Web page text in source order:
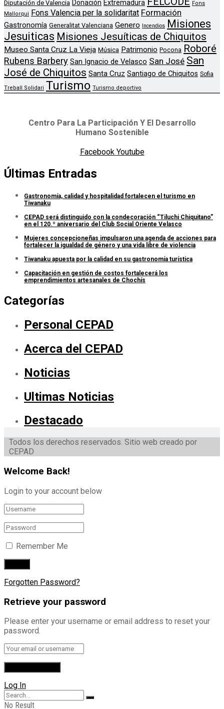
Diputación de Valencia Donación Extremadura
Fons
Mallorqui
Fons Valencia per la solidaritat Formación
Gastronomía Generalitat Valenciana Genero Incendios Misiones
Jesuiticas Misiones Jesuíticas de Chiquitos
Museo Santa Cruz La Vieja Música Patrimonio Pocona Roboré
Rubens Barbery San Ignacio de Velasco San José San
José de Chiquitos Santa Cruz Santiago de Chiquitos Sofia
Treball Solidari Turismo Turismo deportivo
Centro Para La Participación Y El Desarrollo
Humano Sostenible
Facebook Youtube
Últimas Entradas
Gastronomía, calidad y hospitalidad fortalecen el turismo en
Tiwanaku
CEPAD será distinguido con la condecoración “Tiluchi Chiquitano”
en el 120.º aniversario del Club Social Oriente Velasco
Mujeres concepcioneñas impulsaron una agenda de acciones para
fortalecer la igualdad de género y una vida libre de violencia
Tiwanaku apuesta por la calidad en su gastronomía turística
Capacitación en gestión de costos fortalecerá los
emprendimientos artesanales de Chochís
Categorías
Personal CEPAD
Acerca del CEPAD
Noticias
Ultimas Noticias
Destacado
Todos los derechos reservados. Sitio web creado por
CEPAD
Welcome Back!
Login to your account below
Remember Me
Forgotten Password?
Retrieve your password
Please enter your username or email address to reset your
password.
Log In
No Result